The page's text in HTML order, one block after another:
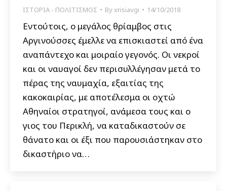
ΙΣΤΟΡΙΑ - ΠΟΛΙΤΙΣΜΟΣ Byxrisiavgi 14/10/2018
Εντούτοις, ο μεγάλος θρίαμβος στις
Αργινούσσες έμελλε να επισκιαστεί από ένα
αναπάντεχο και μοιραίο γεγονός. Οι νεκροί
και οι ναυαγοί δεν περισυλλέγησαν μετά το
πέρας της ναυμαχία, εξαιτίας της
κακοκαιρίας, με αποτέλεσμα οι οχτώ
Αθηναίοι στρατηγοί, ανάμεσα τους και ο
γιος του Περικλή, να καταδικαστούν σε
θάνατο και οι έξι που παρουσιάστηκαν στο
δικαστήριο να…